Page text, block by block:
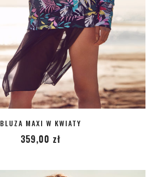
BLUZA MAXI W KWIATY
359,00 zł